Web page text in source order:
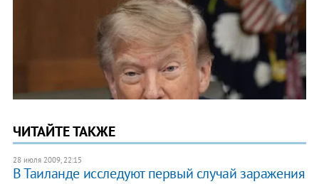
ЧИТАЙТЕ ТАКЖЕ
28 июля 2009, 22:15
В Таиланде исследуют первый случай заражения